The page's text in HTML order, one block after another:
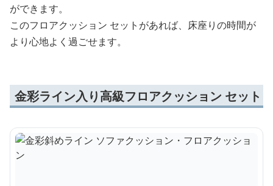
ができます。
このフロアクッション セットがあれば、床座りの時間が
より心地よく過ごせます。
金彩ライン入り高級フロアクッション セット